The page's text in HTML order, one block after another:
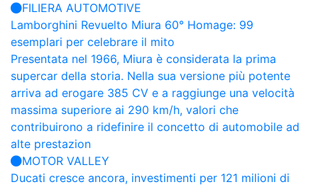
FILIERA AUTOMOTIVE
Lamborghini Revuelto Miura 60° Homage: 99
esemplari per celebrare il mito
Presentata nel 1966, Miura è considerata la prima
supercar della storia. Nella sua versione più potente
arriva ad erogare 385 CV e a raggiunge una velocità
massima superiore ai 290 km/h, valori che
contribuirono a ridefinire il concetto di automobile ad
alte prestazion
MOTOR VALLEY
Ducati cresce ancora, investimenti per 121 milioni di